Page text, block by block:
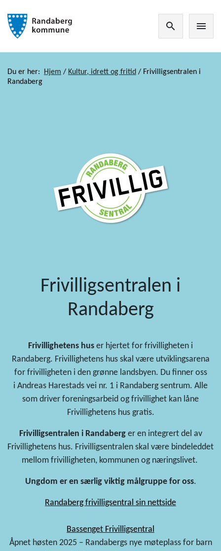
search menu
Du er her: Hjem / Kultur, idrett og fritid / Frivilligsentralen i
Randaberg
Frivilligsentralen i
Randaberg
Frivillighetens hus er hjertet for frivilligheten i
Randaberg. Frivillighetens hus skal være utviklingsarena
for frivilligheten i den grønne landsbyen. Du finner oss
i Andreas Harestads vei nr. 1 i Randaberg sentrum. Alle
som driver foreningsarbeid og frivillighet kan låne
Frivillighetens hus gratis.
Frivilligsentralen i Randaberger en integrert del av
Frivillighetens hus. Frivilligsentralen skal være bindeleddet
mellom frivilligheten, kommunen og næringslivet.
Ungdom er en særlig viktig målgruppe for oss.
Randaberg frivilligsentral sin nettside
Bassenget Frivilligsentral
Åpnet høsten 2025 – Randabergs nye møteplass for barn